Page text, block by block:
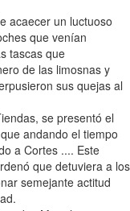
acaecer un luctuoso
que venían
tascas que
de las limosnas y
sus quejas al
se presentó el
andando el tiempo
a Cortes .... Este
que detuviera a los
semejante actitud